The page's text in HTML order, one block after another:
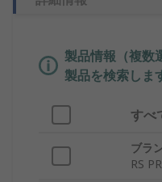
製品情報（複数
製品を検索しま
すべ
ブラ
RS